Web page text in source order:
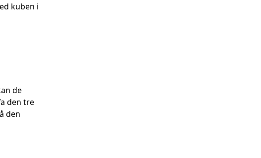
kuben i
de
den tre
den